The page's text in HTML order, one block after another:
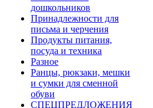
дошкольников
Принадлежности для
письма и черчения
Продукты питания,
посуда и техника
Разное
Ранцы, рюкзаки, мешки
и сумки для сменной
обуви
СПЕЦПРЕДЛОЖЕНИЯ